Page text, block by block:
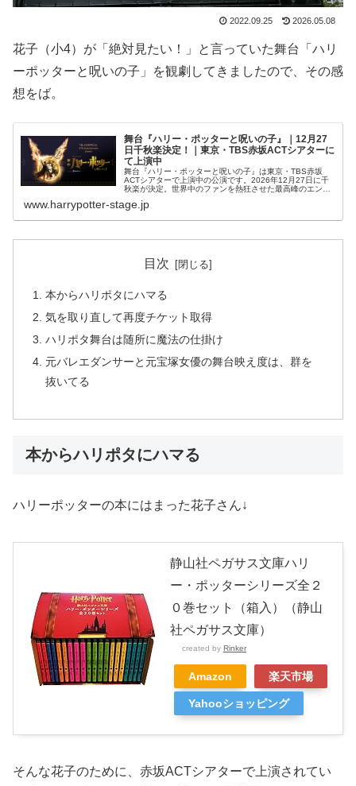
2022.09.25 2026.05.08
花子（小4）が「絶対見たい！」と言っていた舞台「ハリ
ーポッターと呪いの子」を観劇してきましたので、その感
想をば。
舞台『ハリー・ポッターと呪いの子』｜12月27
日千秋楽決定！｜東京・TBS赤坂ACTシアターに
て上演中
舞台『ハリー・ポッターと呪いの子』は東京・TBS赤坂
ACTシアターで上演中の公演です。2026年12月27日に千
秋楽が決定。世界中のファンを熱狂させた最高峰のエンタ
www.harrypotter-stage.jp
目次
本からハリポタにハマる
気を取り直して再度チケット取得
ハリポタ舞台は随所に魔法の仕掛け
元バレエダンサーと元宝塚女優の舞台映え度は、群を
抜いてる
本からハリポタにハマる
ハリーポッターの本にはまった花子さん↓
静山社ペガサス文庫ハリ
ー・ポッターシリーズ全２
０巻セット（箱入）（静山
社ペガサス文庫）
created by Rinker
Amazon 楽天市場
Yahooショッピング
そんな花子のために、赤坂ACTシアターで上演されてい